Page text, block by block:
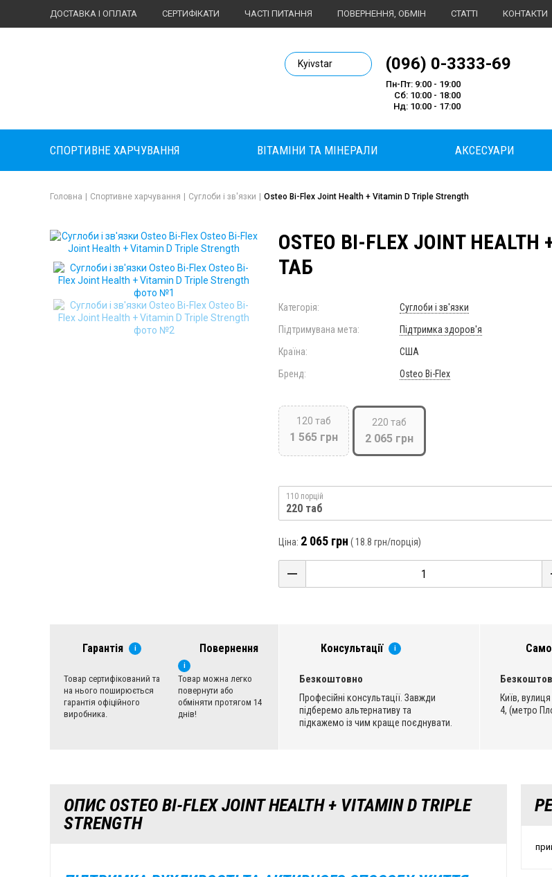
ДОСТАВКА І ОПЛАТА СЕРТИФІКАТИ ЧАСТІ ПИТАННЯ ПОВЕРНЕННЯ, ОБМІН СТАТТІ КОНТАКТИ
Body Market №1 магазин спортивного харчування
Kyivstar (096) 0-3333-69
Пн-Пт: 9:00 - 19:00
Сб: 10:00 - 18:00
Нд: 10:00 - 17:00
СПОРТИВНЕ ХАРЧУВАННЯ ВІТАМІНИ ТА МІНЕРАЛИ АКСЕСУАРИ
Головна Спортивне харчування Суглоби і зв'язки Osteo Bi-Flex Joint Health + Vitamin D Triple Strength
OSTEO BI-FLEX JOINT HEALTH
ТАБ
Категорія:
Суглоби і зв'язки
Підтримувана мета:
Підтримка здоров'я
Країна:
США
Бренд:
Osteo Bi-Flex
120 таб
1 565 грн
220 таб
2 065 грн
110 порцій
220 таб
Ціна: 2 065 грн ( 18.8 грн/порція)
Гарантія i
Товар сертифікований та
на нього поширюється
гарантія офіційного
виробника.
Повернення
i
Товар можна легко
повернути або
обміняти протягом 14
днів!
Консультації i
Безкоштовно
Професійні консультації. Завжди
підберемо альтернативу та
підкажемо із чим краще поєднувати.
Київ,
4, (метро
ОПИС OSTEO BI-FLEX JOINT HEALTH + VITAMIN D TRIPLE
STRENGTH